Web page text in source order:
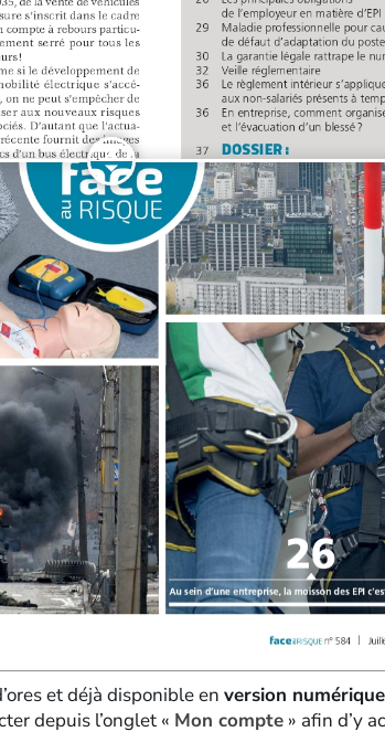
et déjà disponible en version numérique
depuis l’onglet « Mon compte» afin d’y